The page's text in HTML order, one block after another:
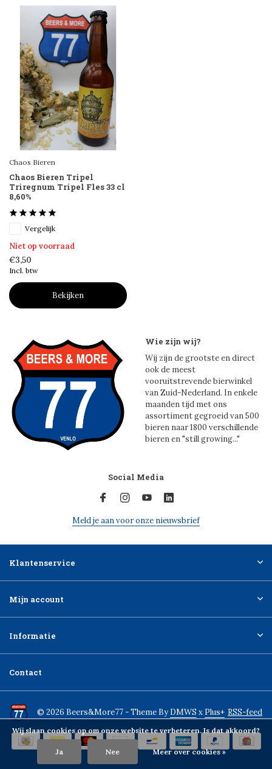
Chaos Bieren
Chaos Bieren Tripel
Triregnum Tripel Fles 33 cl
8,60%
Vergelijk
Niet op voorraad
€3,50
Incl. btw
Bekijken
Wie zijn wij?
Wij zijn de grootste en direct
ook de meest
vooruitstrevende bierwinkel
van Zuid-Nederland. In enkele
maanden tijd met ons
assortiment gegroeid van 500
bieren naar 1800 verschillende
bieren en "still growing..."
Social Media
Meld je aan voor onze nieuwsbrief
Klantenservice
Mijn account
Informatie
Contact
© 2026 Beers&More77 - Theme ByDMWS x Plus+ RSS-feed
Wij slaan cookies op om onze website te verbeteren. Is dat akkoord?
Ja Nee Meer over cookies »